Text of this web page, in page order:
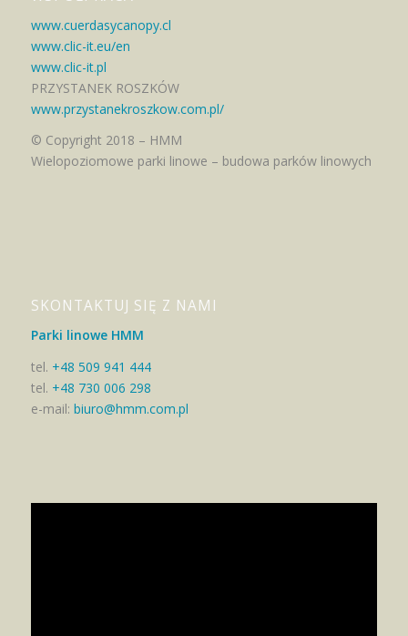
www.cuerdasycanopy.cl
www.clic-it.eu/en
www.clic-it.pl
PRZYSTANEK ROSZKÓW
www.przystanekroszkow.com.pl/
© Copyright 2018 – HMM
Wielopoziomowe parki linowe – budowa parków linowych
SKONTAKTUJ SIĘ Z NAMI
Parki linowe HMM
tel. +48 509 941 444
tel. +48 730 006 298
e-mail: biuro@hmm.com.pl